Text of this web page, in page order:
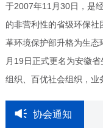
于2007年11月30日，是
的非营利性的省级环保
革环境保护部升格为生
月19日正式更名为安徽
组织、百优社会组织，业
协会通知